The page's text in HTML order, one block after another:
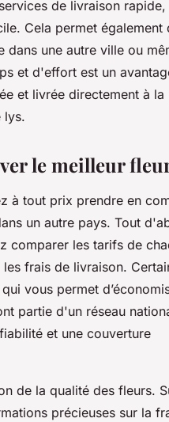
de livraison rapide,
Cela permet également
une autre ville ou
et d'effort est un
et livrée directement à la
lys.
le meilleur
à tout prix prendre en
un autre pays. Tout
comparer les tarifs de
frais de livraison.
vous permet
partie d'un réseau
et une couverture
de la qualité des fleurs.
précieuses sur la